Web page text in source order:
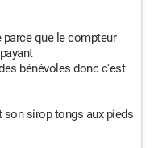
que le compteur
bénévoles donc c'est
son sirop tongs aux pieds